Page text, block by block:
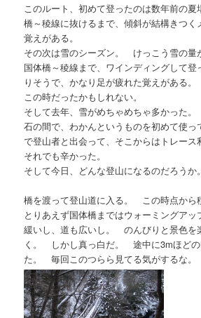
このルート、初めて登ったのは数年前の
橋～稜線に抜けるまで、傾斜が結構きつく
覚えがある。
その次は雪のシーズン。 けっこう雪の量
国体橋～稜線まで、ワインディングして
りそうで、かなり足が疲れた覚えがある
この時だったかもしれない。
そして去年、雪がめちゃめちゃ多かった
石の間で、わかんというものを初めて使
で登山者と出会って、そこからはトレース
それでも辛かった。
そして今日、どんな登山になるのだろうか。
橋を渡って登山道に入る。 この時点から
とりあえず国体橋まではウォーミングア
緩いし、道も広いし。 のんびりと景色を
く。 しかし真っ白だ。 途中に3mほどの
た。 毎回このつらら見てる気がするな。